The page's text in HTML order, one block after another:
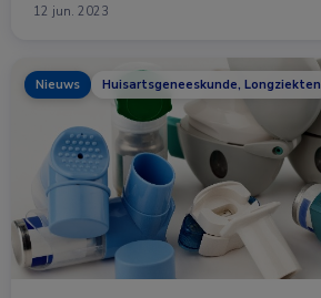
12 jun. 2023
Nieuws Huisartsgeneeskunde, Longziekten